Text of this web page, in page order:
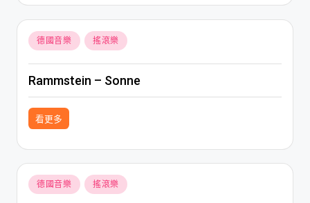
Posted
in
德國音樂 搖滾樂
Rammstein – Sonne
看更多
Posted
in
德國音樂 搖滾樂